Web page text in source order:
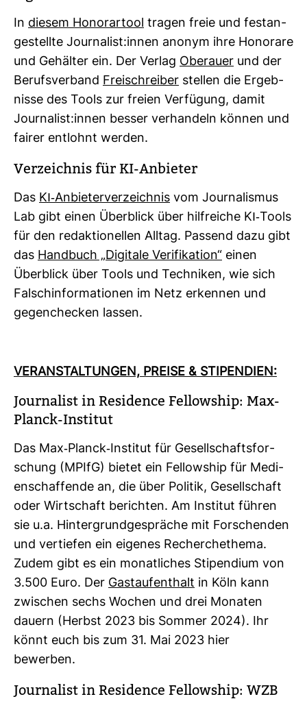
In diesem Hono­rar­tool tragen freie und fest­an­
ge­stellte Jour­na­list:innen anonym ihre Hono­rare
und Gehälter ein. Der Verlag Ober­auer und der
Berufs­ver­band Frei­schreiber stellen die Ergeb­
nisse des Tools zur freien Ver­fü­gung, damit
Jour­na­list:innen besser ver­han­deln können und
fairer ent­lohnt werden.
Ver­zeichnis für KI-​Anbieter
Das KI-​Anbie­ter­ver­zeichnis vom Jour­na­lismus
Lab gibt einen Über­blick über hilf­reiche KI-​Tools
für den redak­tio­nellen Alltag. Pas­send dazu gibt
das Hand­buch „Digi­tale Veri­fi­ka­tion“ einen
Über­blick über Tools und Tech­niken, wie sich
Falsch­in­for­ma­tionen im Netz erkennen und
gegen­che­cken lassen.
VER­AN­STAL­TUNGEN, PREISE & STI­PEN­DIEN:
Jour­na­list in Resi­dence Fel­low­ship: Max-​
Planck-​Institut
Das Max-​Planck-​Institut für Gesell­schafts­for­
schung (MPIfG) bietet ein Fel­low­ship für Medi­
en­schaf­fende an, die über Politik, Gesell­schaft
oder Wirt­schaft berichten. Am Institut führen
sie u.a. Hin­ter­grund­ge­spräche mit For­schenden
und ver­tiefen ein eigenes Recher­che­thema.
Zudem gibt es ein monat­li­ches Sti­pen­dium von
3.500 Euro. Der Gast­auf­ent­halt in Köln kann
zwi­schen sechs Wochen und drei Monaten
dauern (Herbst 2023 bis Sommer 2024). Ihr
könnt euch bis zum 31. Mai 2023 hier
bewerben.
Jour­na­list in Resi­dence Fel­low­ship: WZB